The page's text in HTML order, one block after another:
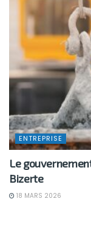
ENTREPRISE
Le
Bizerte
18 MARS 2026